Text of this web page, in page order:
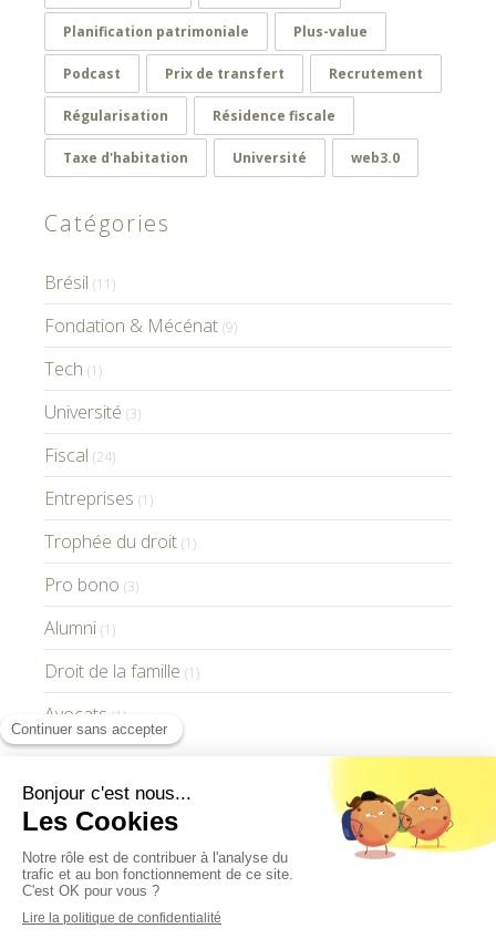
Planification patrimoniale Plus-value
Podcast Prix de transfert Recrutement
Régularisation Résidence fiscale
Taxe d'habitation Université web3.0
Catégories
Brésil (11)
Fondation & Mécénat (9)
Tech (1)
Université (3)
Fiscal (24)
Entreprises (1)
Trophée du droit (1)
Pro bono (3)
Alumni (1)
Droit de la famille (1)
Avocats (1)
GV Paris Avocats © 2021 - Tous droits réservés
- Mentions Légales